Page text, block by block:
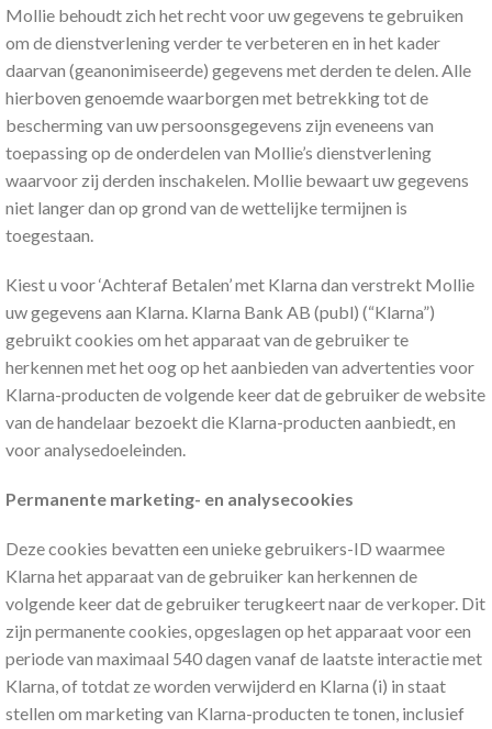
Mollie behoudt zich het recht voor uw gegevens te gebruiken
om de dienstverlening verder te verbeteren en in het kader
daarvan (geanonimiseerde) gegevens met derden te delen. Alle
hierboven genoemde waarborgen met betrekking tot de
bescherming van uw persoonsgegevens zijn eveneens van
toepassing op de onderdelen van Mollie’s dienstverlening
waarvoor zij derden inschakelen. Mollie bewaart uw gegevens
niet langer dan op grond van de wettelijke termijnen is
toegestaan.
Kiest u voor ‘Achteraf Betalen’ met Klarna dan verstrekt Mollie
uw gegevens aan Klarna. Klarna Bank AB (publ) (“Klarna”)
gebruikt cookies om het apparaat van de gebruiker te
herkennen met het oog op het aanbieden van advertenties voor
Klarna-producten de volgende keer dat de gebruiker de website
van de handelaar bezoekt die Klarna-producten aanbiedt, en
voor analysedoeleinden.
Permanente marketing- en analysecookies
Deze cookies bevatten een unieke gebruikers-ID waarmee
Klarna het apparaat van de gebruiker kan herkennen de
volgende keer dat de gebruiker terugkeert naar de verkoper. Dit
zijn permanente cookies, opgeslagen op het apparaat voor een
periode van maximaal 540 dagen vanaf de laatste interactie met
Klarna, of totdat ze worden verwijderd en Klarna (i) in staat
stellen om marketing van Klarna-producten te tonen, inclusief